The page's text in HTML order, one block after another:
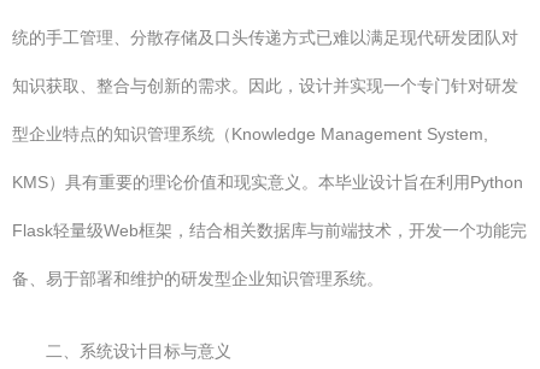
统的手工管理、分散存储及口头传递方式已难以满足现代研发团队对
知识获取、整合与创新的需求。因此，设计并实现一个专门针对研发
型企业特点的知识管理系统（Knowledge Management System,
KMS）具有重要的理论价值和现实意义。本毕业设计旨在利用Python
Flask轻量级Web框架，结合相关数据库与前端技术，开发一个功能完
备、易于部署和维护的研发型企业知识管理系统。
二、系统设计目标与意义